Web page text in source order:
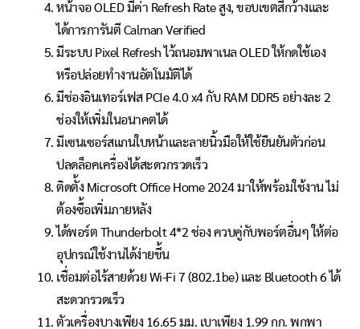
หน้าจอ OLED มีค่า Refresh Rate สูง, ขอบเขตสีกว้างและ
ได้การการันตี Calman Verified
มีระบบ Pixel Refresh ไว้ถนอมพาเนล OLED ให้กดใช้เอง
หรือปล่อยทำงานอัตโนมัติได้
มีช่องอินเทอร์เฟส PCIe 4.0 x4 กับ RAM DDR5 อย่างละ 2
ช่องให้เพิ่มในอนาคตได้
มีเซนเซอร์สแกนใบหน้าและลายนิ้วมือให้ใช้ยืนยันตัวก่อน
ปลดล็อคเครื่องได้สะดวกรวดเร็ว
ติดตั้ง Microsoft Office Home 2024 มาให้พร้อมใช้งาน ไม่
ต้องซื้อเพิ่มภายหลัง
ได้พอร์ต Thunderbolt 4*2 ช่อง ควบคู่กับพอร์ตอื่นๆ ให้ต่อ
อุปกรณ์ใช้งานได้ง่ายขึ้น
เชื่อมต่อไร้สายด้วย Wi-Fi 7 (802.1be) และ Bluetooth 6 ได้
สะดวกรวดเร็ว
ตัวเครื่องบางเพียง 16.65 มม. เบาเพียง 1.99 กก. พกพา